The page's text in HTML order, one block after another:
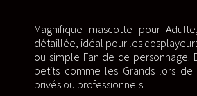
Magnifique mascotte pour
détaillée, idéal pour les
ou simple Fan de ce personnage.
petits comme les Grands lors de
privés ou professionnels.